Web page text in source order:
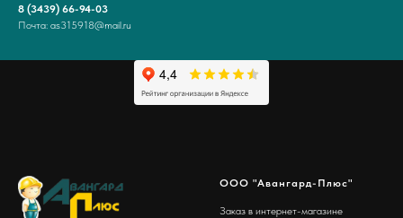
8 (3439) 66-94-03
Почта: as315918@mail.ru
ООО "Авангард-Плюс"
Заказ в интернет-магазине